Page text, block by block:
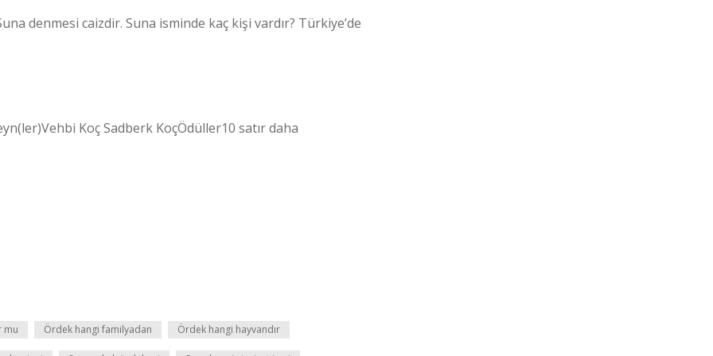
denmesi caizdir. Suna isminde kaç kişi vardır? Türkiye’de
Koç Sadberk KoçÖdüller10 satır daha
mu Ördek hangi familyadan Ördek hangi hayvandır